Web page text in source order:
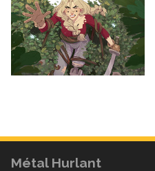
Métal Hurlant